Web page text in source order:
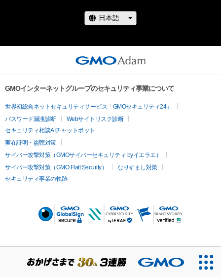
GMOインターネットグループのセキュリティ事業について
世界初総合ネットセキュリティサービス「GMOセキュリティ24」
パスワード漏洩診断
Webサイトリスク診断
セキュリティ相談AIチャットボット
実在証明・盗聴対策
サイバー攻撃対策（GMOサイバーセキュリティ byイエラエ）
サイバー攻撃対策（GMO Flatt Security）
なりすまし対策
セキュリティ事業の軌跡